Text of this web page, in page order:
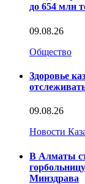
до 654 млн
09.08.26
Общество
Здоровье
09.08.26
Новости
В Алматы
Минздрава